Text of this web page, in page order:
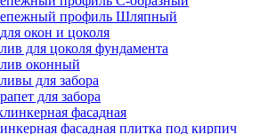
профиль Шляпный
окон и цоколя
для цоколя фундамента
оконный
для забора
для забора
фасадная
фасадная плитка под кирпич